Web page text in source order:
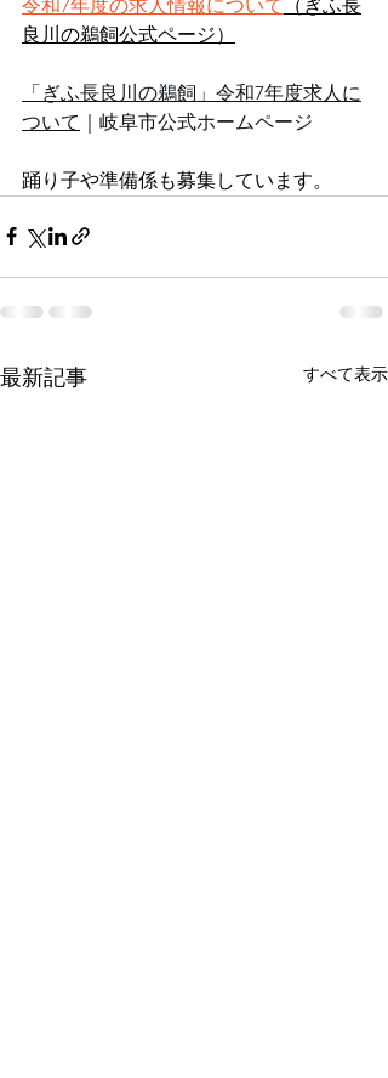
令和7年度の求人情報について
（ぎふ長
良川の鵜飼公式ページ）
「ぎふ長良川の鵜飼」令和7年度求人に
ついて ｜岐阜市公式ホームページ
踊り子や準備係も募集しています。
最新記事 すべて表示